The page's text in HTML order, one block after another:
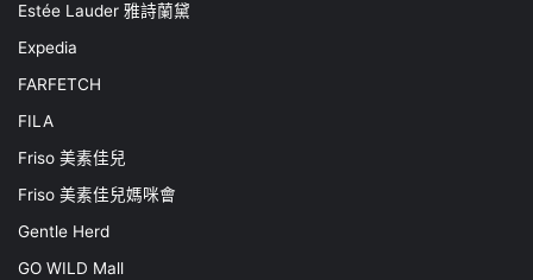
Estée Lauder 雅詩蘭黛
Expedia
FARFETCH
FILA
Friso 美素佳兒
Friso 美素佳兒媽咪會
Gentle Herd
GO WILD Mall